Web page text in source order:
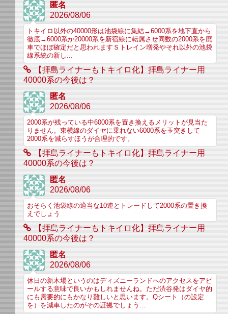
匿名
2026/08/06
トキイロ以外の40000形は池袋線に集結→6000系を地下直から
徹底→6000系か20000系を新宿線に転属させ同数の2000系を廃
車でほぼ確定だと思われますＳトレイン増発やそれ以外の池袋
線系統の新し...
【拝島ライナーもトキイロ化】拝島ライナー用
40000系の今後は？
匿名
2026/08/06
2000系が残っている中6000系を置き換えるメリットが見当た
りません。東横線のダイヤに乗れない6000系を玉突きして
2000系を減らすほうが合理的です。
【拝島ライナーもトキイロ化】拝島ライナー用
40000系の今後は？
匿名
2026/08/06
おそらく池袋線の適当な10連とトレードして2000系の置き換
えでしょう
【拝島ライナーもトキイロ化】拝島ライナー用
40000系の今後は？
匿名
2026/08/06
休日の新木場というのはディズニーランドへのアクセスをアピ
ールする意味で良いかもしれませんね。ただ渋谷発はダイヤ的
にも需要的にもかなり難しいと思います。Qシート（の設定
を）を減車したのがその証拠でしょう...